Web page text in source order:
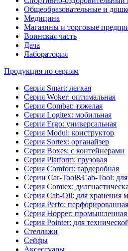
Общеобразовательные и
Медицина
Магазины и торговые
Воинская часть
Дача
Лаборатория
Продукция по сериям
Серия Smart: легкая
Серия Woker: оптимальная
Серия Combat: тяжелая
Серия Logitex: мобильная
Серия Ergo: универсальная
Серия Modul: конструктор
Серия Sortex: органайзер
Серия Boxes: с контейнерами
Серия Platform: грузовая
Серия Comfort: гардеробная
Серии Car-Tool&Cab-Tool:
Серия Comtex:
Серия Cab-Oil: для хранения
Серия Perfo: перфорированная
Серия Hopper: промышленная
Серия Pointer: для
Стеллажи
Сейфы